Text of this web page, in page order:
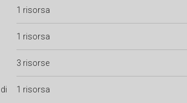
1 risorsa
1 risorsa
3 risorse
di 1 risorsa